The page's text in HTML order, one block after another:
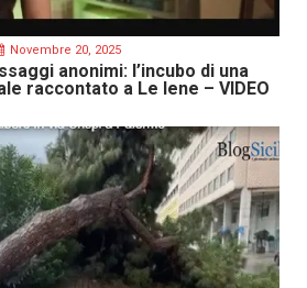
Novembre 20, 2025
anonimi: l’incubo di una
raccontato a Le Iene – VIDEO